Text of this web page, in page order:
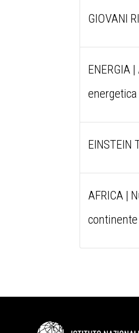
GIOVANI
ENERGIA
energetica
EINSTEIN
AFRICA |